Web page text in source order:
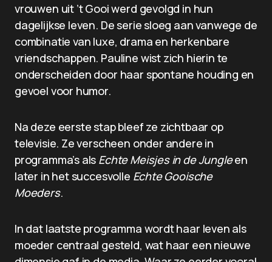
vrouwen uit ’t Gooi werd gevolgd in hun
dagelijkse leven. De serie sloeg aan vanwege de
combinatie van luxe, drama en herkenbare
vriendschappen. Pauline wist zich hierin te
onderscheiden door haar spontane houding en
gevoel voor humor.
Na deze eerste stap bleef ze zichtbaar op
televisie. Ze verscheen onder andere in
programma’s als Echte Meisjes in de Jungleen
later in het succesvolle Echte Gooische
Moeders.
In dat laatste programma wordt haar leven als
moeder centraal gesteld, wat haar een nieuwe